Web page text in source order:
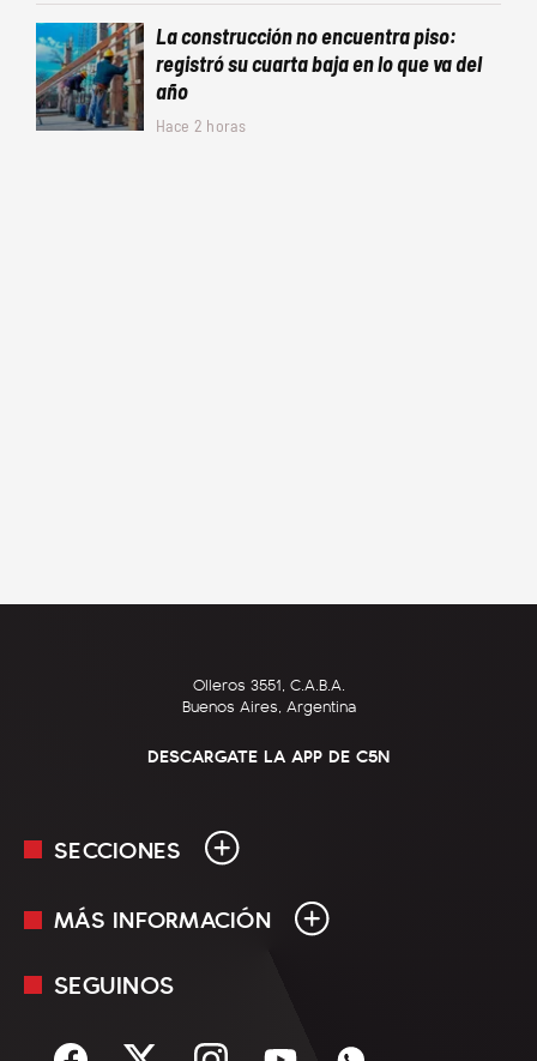
La construcción no encuentra piso:
registró su cuarta baja en lo que va del
año
Hace 2 horas
Olleros 3551, C.A.B.A.
Buenos Aires, Argentina
DESCARGATE LA APP DE C5N
SECCIONES
En Vivo
Sociedad
MÁS INFORMACIÓN
Mediakit
Términos y condiciones
SEGUINOS